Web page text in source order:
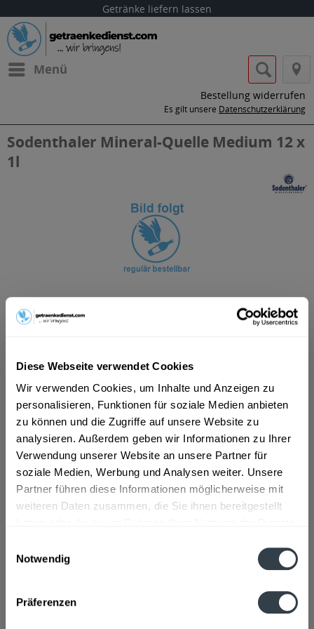
Diese Webseite verwendet Cookies
Wir verwenden Cookies, um Inhalte und Anzeigen zu
personalisieren, Funktionen für soziale Medien anbieten
zu können und die Zugriffe auf unsere Website zu
analysieren. Außerdem geben wir Informationen zu Ihrer
Verwendung unserer Website an unsere Partner für
soziale Medien, Werbung und Analysen weiter. Unsere
Partner führen diese Informationen möglicherweise mit
weiteren Daten zusammen, die Sie ihnen bereitgestellt
Notwendig
Präferenzen
Getränke liefern lassen
Menü
Bestellung widerrufen
Es gilt unsere Datenschutzerklärung
Sodenthaler Mineral-Quelle Medium 12 x
1l
ab 5,99 € *
Inhalt:12 Liter (0,50 € * / 1 Liter)
ggf. zzgl. Erschwerniszuschlag
Vorrätig
MEHRWEG
+4,50 € Pfand
In den Warenkorb
mehr